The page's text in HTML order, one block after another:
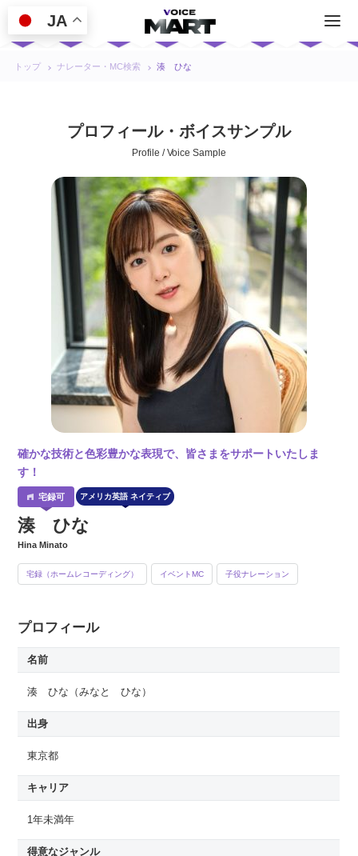
トップ ナレーター・MC検索 湊 ひな
プロフィール・ボイスサンプル
Profile / Voice Sample
確かな技術と色彩豊かな表現で、皆さまをサポートいたしま
す！
アメリカ英語 ネイティブ
湊 ひな
Hina Minato
宅録（ホームレコーディング） イベントMC 子役ナレーション
プロフィール
名前
湊 ひな （みなと ひな）
出身
東京都
キャリア
1年未満年
得意なジャンル
JA